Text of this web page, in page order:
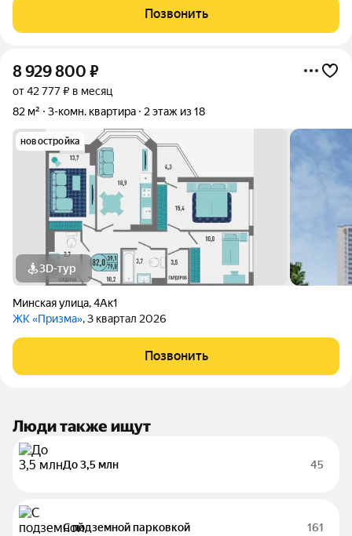
качественный ремонт всего полгода назад, можно сразу
заезжать и жить. Кирпичный дом с
Позвонить
8 929 800 ₽
от 42 777 ₽ в месяц
82 м²
3-комн. квартира 2 этаж из 18
новостройка
3D-тур
Минская улица,4Ак1
ЖК «Призма», 3 квартал 2026
Позвонить
Люди также ищут
До 3,5 млн 45
С подземной парковкой 161